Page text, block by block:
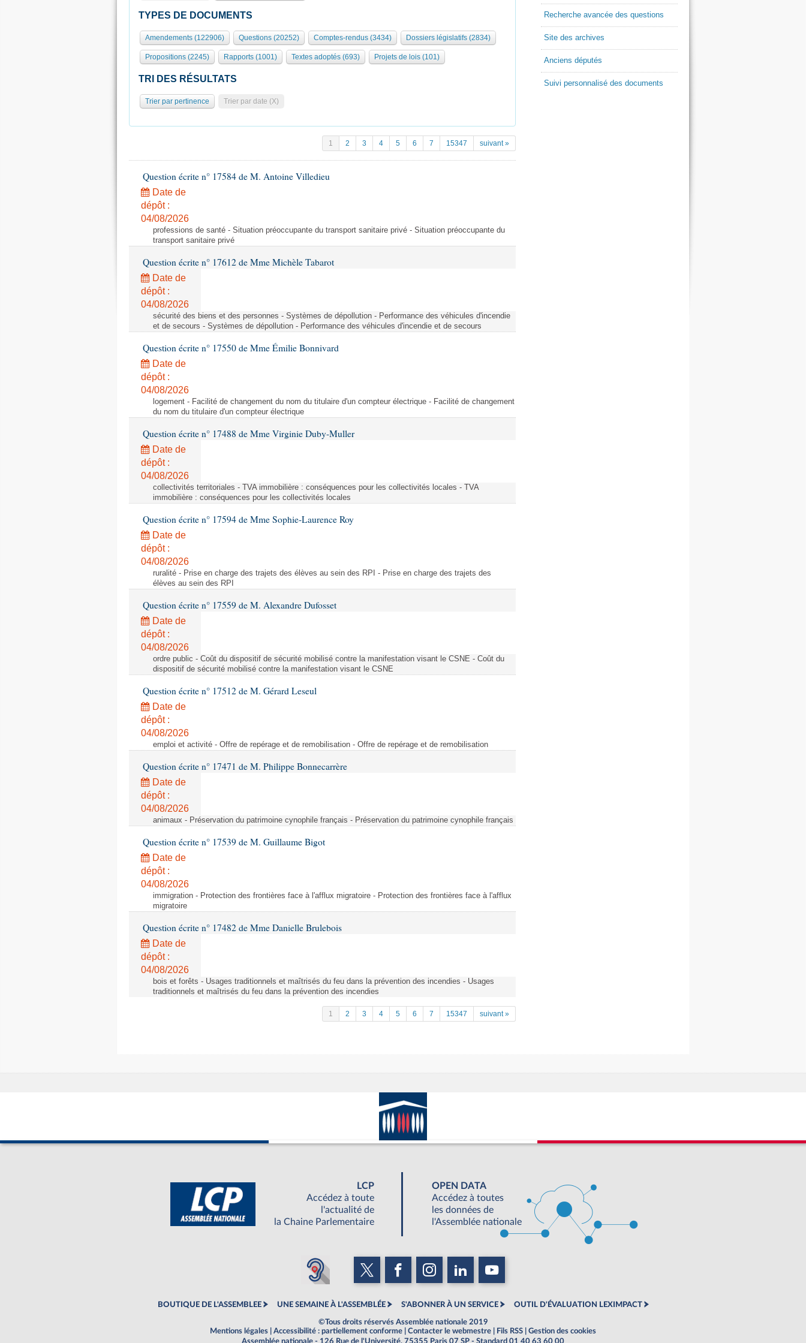
TYPES DE DOCUMENTS
Amendements (122906) Questions (20252) Comptes-rendus (3434) Dossiers législatifs (2834)
Propositions (2245) Rapports (1001) Textes adoptés (693) Projets de lois (101)
TRI DES RÉSULTATS
Trier par pertinence Trier par date (X)
1 2 3 4 5 6 7 15347 suivant »
Question écrite n° 17584 de M. Antoine Villedieu
Date de
dépôt :
04/08/2026
professions de santé - Situation préoccupante du transport sanitaire privé - Situation préoccupante du
transport sanitaire privé
Question écrite n° 17612 de Mme Michèle Tabarot
Date de
dépôt :
04/08/2026
sécurité des biens et des personnes - Systèmes de dépollution - Performance des véhicules d'incendie
et de secours - Systèmes de dépollution - Performance des véhicules d'incendie et de secours
Question écrite n° 17550 de Mme Émilie Bonnivard
Date de
dépôt :
04/08/2026
logement - Facilité de changement du nom du titulaire d'un compteur électrique - Facilité de changement
du nom du titulaire d'un compteur électrique
Question écrite n° 17488 de Mme Virginie Duby-Muller
Date de
dépôt :
04/08/2026
collectivités territoriales - TVA immobilière : conséquences pour les collectivités locales - TVA
immobilière : conséquences pour les collectivités locales
Question écrite n° 17594 de Mme Sophie-Laurence Roy
Date de
dépôt :
04/08/2026
ruralité - Prise en charge des trajets des élèves au sein des RPI - Prise en charge des trajets des
élèves au sein des RPI
Question écrite n° 17559 de M. Alexandre Dufosset
Date de
dépôt :
04/08/2026
ordre public - Coût du dispositif de sécurité mobilisé contre la manifestation visant le CSNE - Coût du
dispositif de sécurité mobilisé contre la manifestation visant le CSNE
Question écrite n° 17512 de M. Gérard Leseul
Date de
dépôt :
04/08/2026
emploi et activité - Offre de repérage et de remobilisation - Offre de repérage et de remobilisation
Question écrite n° 17471 de M. Philippe Bonnecarrère
Date de
dépôt :
04/08/2026
animaux - Préservation du patrimoine cynophile français - Préservation du patrimoine cynophile français
Question écrite n° 17539 de M. Guillaume Bigot
Date de
dépôt :
04/08/2026
immigration - Protection des frontières face à l'afflux migratoire - Protection des frontières face à l'afflux
migratoire
Question écrite n° 17482 de Mme Danielle Brulebois
Date de
dépôt :
04/08/2026
bois et forêts - Usages traditionnels et maîtrisés du feu dans la prévention des incendies - Usages
traditionnels et maîtrisés du feu dans la prévention des incendies
1 2 3 4 5 6 7 15347 suivant »
Recherche avancée des questions
Site des archives
Anciens députés
Suivi personnalisé des documents
LCP
Accédez à toute
l'actualité de
la Chaine Parlementaire
OPEN DATA
Accédez à toutes
les données de
l'Assemblée nationale
BOUTIQUE DE L'ASSEMBLEE UNE SEMAINE À L'ASSEMBLÉE S'ABONNER À UN SERVICE OUTIL D'ÉVALUATION LEXIMPACT
©Tous droits réservés Assemblée nationale 2019
Mentions légales
Accessibilité : partiellement conforme Contacter le webmestre Fils RSS
Gestion des cookies
Assemblée nationale - 126 Rue de l'Université, 75355 Paris 07 SP - Standard 01 40 63 60 00